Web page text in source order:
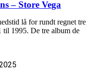
– Store Vega
lå for rundt regnet tre
til 1995. De tre album de